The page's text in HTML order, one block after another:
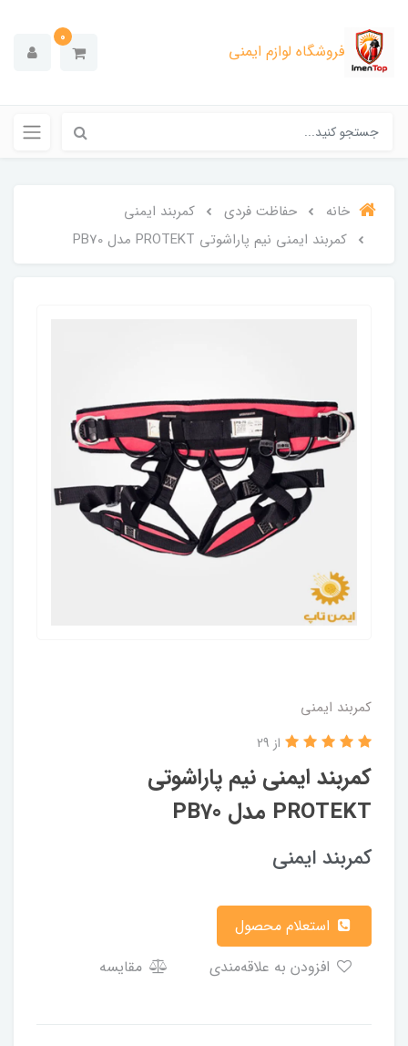
فروشگاه لوازم ایمنی
0
خانه حفاظت فردی
کمربند ایمنی
کمربند ایمنی نیم پاراشوتی PROTEKT مدل PB70
کمربند ایمنی
کمربند ایمنی نیم پاراشوتی
PROTEKT مدل PB70
از 29
کمربند ایمنی
مقایسه